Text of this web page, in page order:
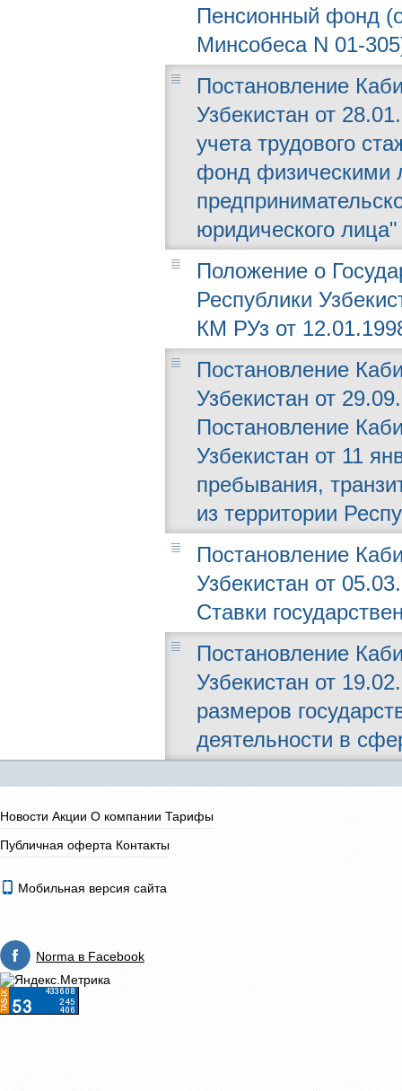
Пенсионный фонд
Минсобеса N 01-
Постановление
Узбекистан от
учета трудового
фонд физическими
юридического лица"
Положение о
Республики
КМ РУз от
Постановление
Узбекистан от
Постановление
Узбекистан от 11
пребывания,
из территории
Постановление
Узбекистан от
Ставки
Постановление
Узбекистан от
размеров
деятельности в
Новости Акции О компании Тарифы
Публичная оферта Контакты
Мобильная версия сайта
Norma в Facebook